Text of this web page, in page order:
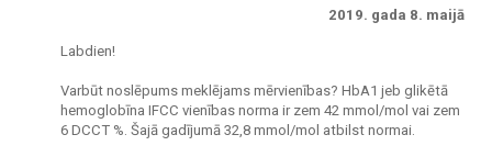
2019. gada 8. maijā
Labdien!
Varbūt noslēpums meklējams mērvienības? HbA1 jeb glikētā
hemoglobīna IFCC vienības norma ir zem 42 mmol/mol vai zem
6 DCCT %. Šajā gadījumā 32,8 mmol/mol atbilst normai.